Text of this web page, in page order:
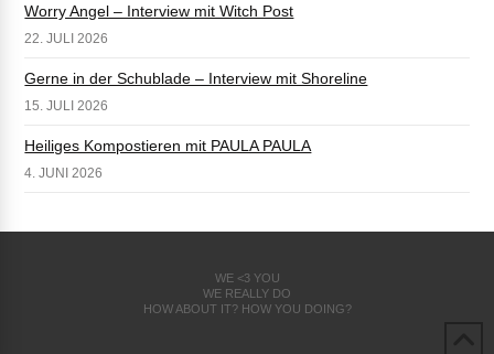
Worry Angel – Interview mit Witch Post
22. JULI 2026
Gerne in der Schublade – Interview mit Shoreline
15. JULI 2026
Heiliges Kompostieren mit PAULA PAULA
4. JUNI 2026
WE <3 YOU
WE REALLY DO
HOW ABOUT IT? HOW YOU DOING?